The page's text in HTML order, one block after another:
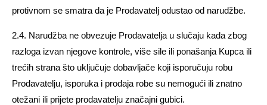
protivnom se smatra da je Prodavatelj odustao od narudžbe.
2.4. Narudžba ne obvezuje Prodavatelja u slučaju kada zbog
razloga izvan njegove kontrole, više sile ili ponašanja Kupca ili
trećih strana što uključuje dobavljače koji isporučuju robu
Prodavatelju, isporuka i prodaja robe su nemogući ili znatno
otežani ili prijete prodavatelju značajni gubici.